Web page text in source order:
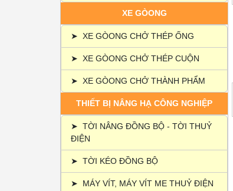
XE GÒONG
➤ XE GÒONG CHỞ THÉP ỐNG
➤ XE GÒONG CHỞ THÉP CUỘN
➤ XE GÒONG CHỞ THÀNH PHẨM
THIẾT BỊ NÂNG HẠ CÔNG NGHIỆP
➤ TỜI NÂNG ĐỒNG BỘ - TỜI THUỶ
ĐIỆN
➤ TỜI KÉO ĐỒNG BỘ
➤ MÁY VÍT, MÁY VÍT ME THUỶ ĐIỆN